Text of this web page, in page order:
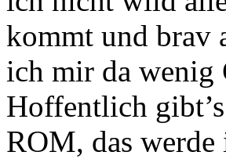
kommt und brav
ich mir da wenig
Hoffentlich
ROM, das werde